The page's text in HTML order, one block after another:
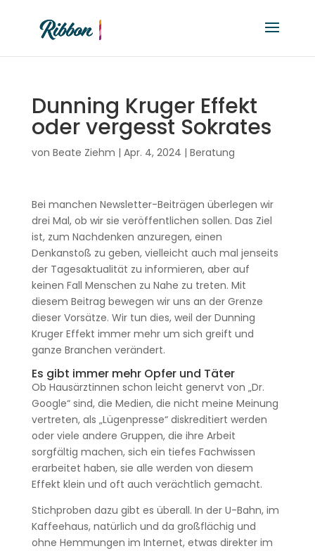
Dunning Kruger Effekt
oder vergesst Sokrates
von Beate Ziehm | Apr. 4, 2024 | Beratung
Bei manchen Newsletter-Beiträgen überlegen wir
drei Mal, ob wir sie veröffentlichen sollen. Das Ziel
ist, zum Nachdenken anzuregen, einen
Denkanstoß zu geben, vielleicht auch mal jenseits
der Tagesaktualität zu informieren, aber auf
keinen Fall Menschen zu Nahe zu treten. Mit
diesem Beitrag bewegen wir uns an der Grenze
dieser Vorsätze. Wir tun dies, weil der Dunning
Kruger Effekt immer mehr um sich greift und
ganze Branchen verändert.
Es gibt immer mehr Opfer und Täter
Ob Hausärztinnen schon leicht genervt von „Dr.
Google“ sind, die Medien, die nicht meine Meinung
vertreten, als „Lügenpresse“ diskreditiert werden
oder viele andere Gruppen, die ihre Arbeit
sorgfältig machen, sich ein tiefes Fachwissen
erarbeitet haben, sie alle werden von diesem
Effekt klein und oft auch verächtlich gemacht.
Stichproben dazu gibt es überall. In der U-Bahn, im
Kaffeehaus, natürlich und da großflächig und
ohne Hemmungen im Internet, etwas direkter im